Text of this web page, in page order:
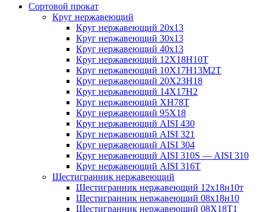
Сортовой прокат
Круг нержавеющий
Круг нержавеющий 20х13
Круг нержавеющий 30х13
Круг нержавеющий 40х13
Круг нержавеющий 12Х18Н10Т
Круг нержавеющий 10Х17Н13М2T
Круг нержавеющий 20Х23Н18
Круг нержавеющий 14Х17Н2
Круг нержавеющий ХН78Т
Круг нержавеющий 95Х18
Круг нержавеющий AISI 430
Круг нержавеющий AISI 321
Круг нержавеющий AISI 304
Круг нержавеющий AISI 310S — AISI 310
Круг нержавеющий AISI 316T
Шестигранник нержавеющий
Шестигранник нержавеющий 12х18н10т
Шестигранник нержавеющий 08х18н10
Шестигранник нержавеющий 08Х18Т1